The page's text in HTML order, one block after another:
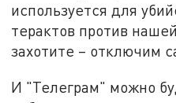
используется для
терактов против
захотите – отключим
И "Телеграм" можно